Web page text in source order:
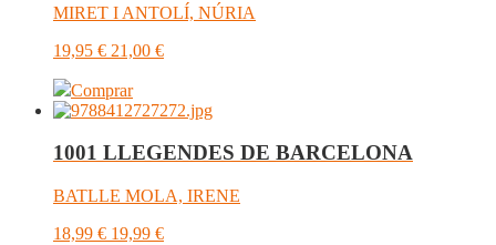
MIRET I ANTOLÍ, NÚRIA
19,95 € 21,00 €
Comprar
1001 LLEGENDES DE BARCELONA
BATLLE MOLA, IRENE
18,99 € 19,99 €